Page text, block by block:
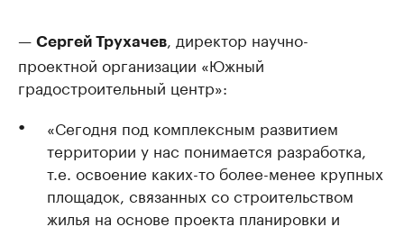
— Сергей Трухачев
, директор научно-
проектной организации «Южный
градостроительный центр»:
«Сегодня под комплексным развитием
территории у нас понимается разработка,
т.е. освоение каких-то более-менее крупных
площадок, связанных со строительством
жилья на основе проекта планировки и